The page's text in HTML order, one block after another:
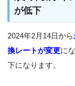
が低下
2024年2月14日から
換レートが変更に
下になります。